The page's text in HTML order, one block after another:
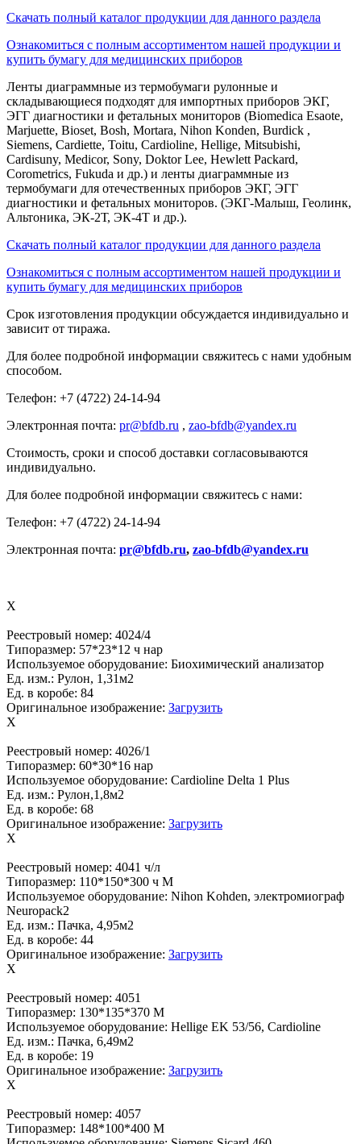
Скачать полный каталог продукции для данного раздела
Ознакомиться с полным ассортиментом нашей продукции и
купить бумагу для медицинских приборов
Ленты диаграммные из термобумаги рулонные и
складывающиеся подходят для импортных приборов ЭКГ,
ЭГГ диагностики и фетальных мониторов (Biomedica Esaote,
Marjuette, Bioset, Bosh, Mortara, Nihon Konden, Burdick ,
Siemens, Cardiette, Toitu, Cardioline, Hellige, Mitsubishi,
Cardisuny, Medicor, Sony, Doktor Lee, Hewlett Packard,
Corometrics, Fukuda и др.) и ленты диаграммные из
термобумаги для отечественных приборов ЭКГ, ЭГГ
диагностики и фетальных мониторов. (ЭКГ-Малыш, Геолинк,
Альтоника, ЭК-2Т, ЭК-4Т и др.).
Скачать полный каталог продукции для данного раздела
Ознакомиться с полным ассортиментом нашей продукции и
купить бумагу для медицинских приборов
Срок изготовления продукции обсуждается индивидуально и
зависит от тиража.
Для более подробной информации свяжитесь с нами удобным
способом.
Телефон: +7 (4722) 24-14-94
Электронная почта: pr@bfdb.ru , zao-bfdb@yandex.ru
Стоимость, сроки и способ доставки согласовываются
индивидуально.
Для более подробной информации свяжитесь с нами:
Телефон: +7 (4722) 24-14-94
Электронная почта: pr@bfdb.ru, zao-bfdb@yandex.ru
X
Реестровый номер: 4024/4
Типоразмер: 57*23*12 ч нар
Используемое оборудование: Биохимический анализатор
Ед. изм.: Рулон, 1,31м2
Ед. в коробе: 84
Оригинальное изображение: Загрузить
X
Реестровый номер: 4026/1
Типоразмер: 60*30*16 нар
Используемое оборудование: Cardioline Delta 1 Plus
Ед. изм.: Рулон,1,8м2
Ед. в коробе: 68
Оригинальное изображение: Загрузить
X
Реестровый номер: 4041 ч/л
Типоразмер: 110*150*300 ч М
Используемое оборудование: Nihon Kohden, электромиограф
Neuropack2
Ед. изм.: Пачка, 4,95м2
Ед. в коробе: 44
Оригинальное изображение: Загрузить
X
Реестровый номер: 4051
Типоразмер: 130*135*370 M
Используемое оборудование: Hellige EK 53/56, Cardioline
Ед. изм.: Пачка, 6,49м2
Ед. в коробе: 19
Оригинальное изображение: Загрузить
X
Реестровый номер: 4057
Типоразмер: 148*100*400 М